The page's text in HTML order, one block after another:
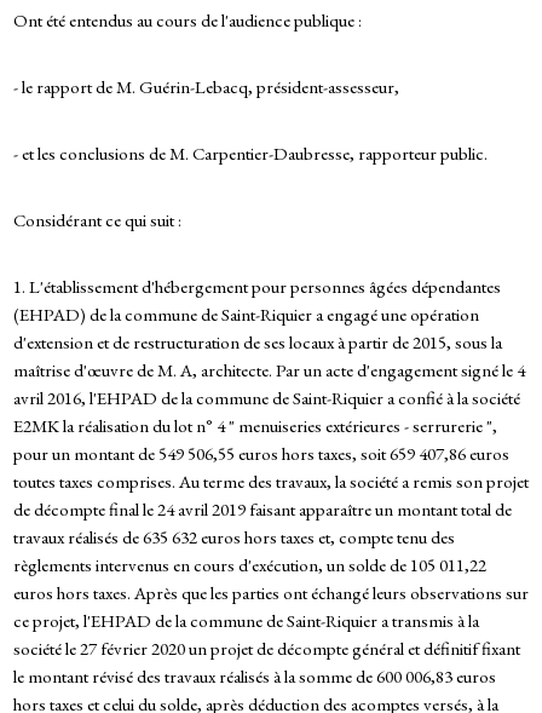
Ont été entendus au cours de l'audience publique :
- le rapport de M. Guérin-Lebacq, président-assesseur,
- et les conclusions de M. Carpentier-Daubresse, rapporteur public.
Considérant ce qui suit :
1. L'établissement d'hébergement pour personnes âgées dépendantes
(EHPAD) de la commune de Saint-Riquier a engagé une opération
d'extension et de restructuration de ses locaux à partir de 2015, sous la
maîtrise d'œuvre de M. A, architecte. Par un acte d'engagement signé le 4
avril 2016, l'EHPAD de la commune de Saint-Riquier a confié à la société
E2MK la réalisation du lot n° 4 " menuiseries extérieures - serrurerie ",
pour un montant de 549 506,55 euros hors taxes, soit 659 407,86 euros
toutes taxes comprises. Au terme des travaux, la société a remis son projet
de décompte final le 24 avril 2019 faisant apparaître un montant total de
travaux réalisés de 635 632 euros hors taxes et, compte tenu des
règlements intervenus en cours d'exécution, un solde de 105 011,22
euros hors taxes. Après que les parties ont échangé leurs observations sur
ce projet, l'EHPAD de la commune de Saint-Riquier a transmis à la
société le 27 février 2020 un projet de décompte général et définitif fixant
le montant révisé des travaux réalisés à la somme de 600 006,83 euros
hors taxes et celui du solde, après déduction des acomptes versés, à la